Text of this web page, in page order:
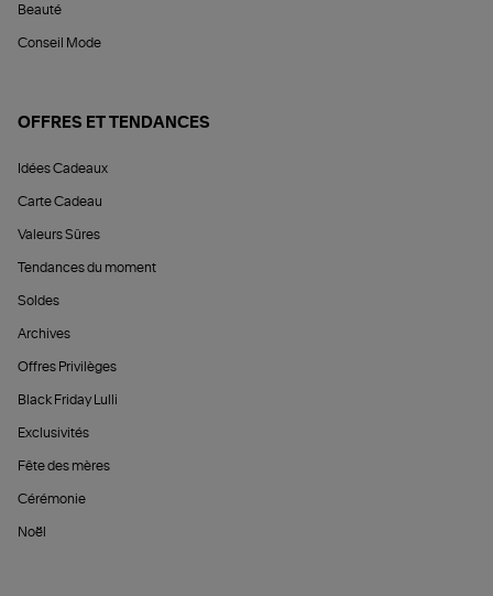
Beauté
Conseil Mode
OFFRES ET TENDANCES
Idées Cadeaux
Carte Cadeau
Valeurs Sûres
Tendances du moment
Soldes
Archives
Offres Privilèges
Black Friday Lulli
Exclusivités
Fête des mères
Cérémonie
Noël